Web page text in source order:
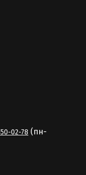
02-78 (пн-